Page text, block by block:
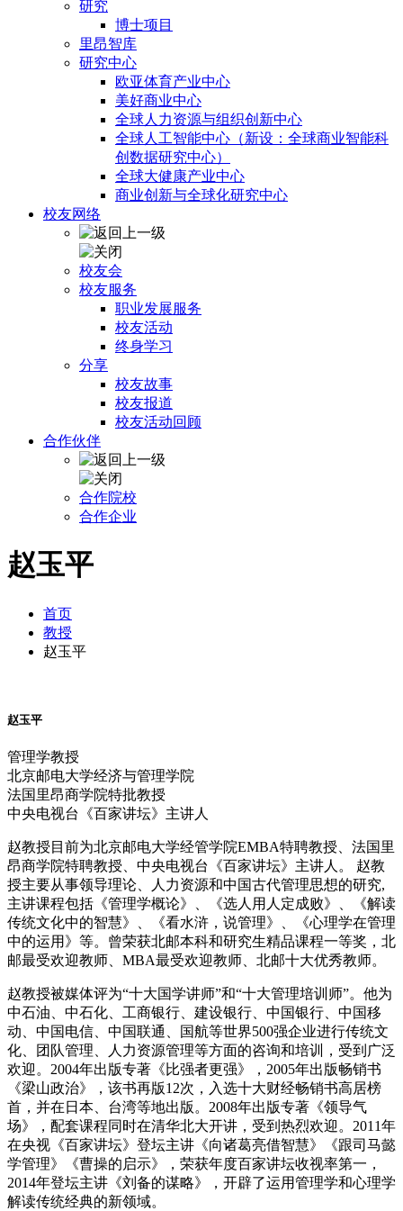
研究
博士项目
里昂智库
研究中心
欧亚体育产业中心
美好商业中心
全球人力资源与组织创新中心
全球人工智能中心（新设：全球商业智能科
创数据研究中心）
全球大健康产业中心
商业创新与全球化研究中心
校友网络
校友会
校友服务
职业发展服务
校友活动
终身学习
分享
校友故事
校友报道
校友活动回顾
合作伙伴
合作院校
合作企业
赵玉平
首页
教授
赵玉平
赵玉平
管理学教授
北京邮电大学经济与管理学院
法国里昂商学院特批教授
中央电视台《百家讲坛》主讲人
赵教授目前为北京邮电大学经管学院EMBA特聘教授、法国里
昂商学院特聘教授、中央电视台《百家讲坛》主讲人。 赵教
授主要从事领导理论、人力资源和中国古代管理思想的研究,
主讲课程包括《管理学概论》、《选人用人定成败》、《解读
传统文化中的智慧》、《看水浒，说管理》、《心理学在管理
中的运用》等。曾荣获北邮本科和研究生精品课程一等奖，北
邮最受欢迎教师、MBA最受欢迎教师、北邮十大优秀教师。
赵教授被媒体评为“十大国学讲师”和“十大管理培训师”。他为
中石油、中石化、工商银行、建设银行、中国银行、中国移
动、中国电信、中国联通、国航等世界500强企业进行传统文
化、团队管理、人力资源管理等方面的咨询和培训，受到广泛
欢迎。2004年出版专著《比强者更强》，2005年出版畅销书
《梁山政治》，该书再版12次，入选十大财经畅销书高居榜
首，并在日本、台湾等地出版。2008年出版专著《领导气
场》，配套课程同时在清华北大开讲，受到热烈欢迎。2011年
在央视《百家讲坛》登坛主讲《向诸葛亮借智慧》《跟司马懿
学管理》《曹操的启示》，荣获年度百家讲坛收视率第一，
2014年登坛主讲《刘备的谋略》，开辟了运用管理学和心理学
解读传统经典的新领域。